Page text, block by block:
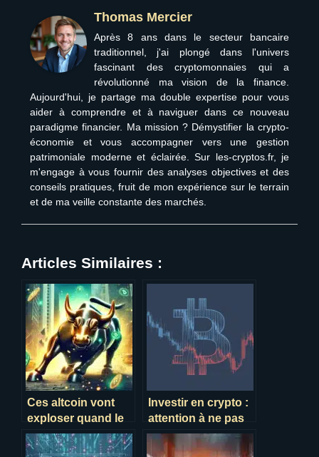
Thomas Mercier
Après 8 ans dans le secteur bancaire
traditionnel, j'ai plongé dans l'univers
fascinant des cryptomonnaies qui a
révolutionné ma vision de la finance.
Aujourd'hui, je partage ma double expertise pour vous
aider à comprendre et à naviguer dans ce nouveau
paradigme financier. Ma mission ? Démystifier la crypto-
économie et vous accompagner vers une gestion
patrimoniale moderne et éclairée. Sur les-cryptos.fr, je
m'engage à vous fournir des analyses objectives et des
conseils pratiques, fruit de mon expérience sur le terrain
et de ma veille constante des marchés.
Articles Similaires :
Ces altcoin vont
exploser quand le
bitcoin repartira à la
hausse
Investir en crypto :
attention à ne pas
perdre plus que
prévu !